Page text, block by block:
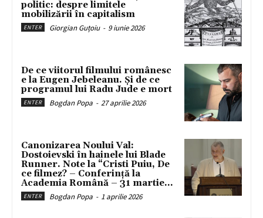
politic: despre limitele
mobilizării în capitalism
ENTER Giorgian Guțoiu - 9 iunie 2026
De ce viitorul filmului românesc
e la Eugen Jebeleanu. Și de ce
programul lui Radu Jude e mort
ENTER Bogdan Popa - 27 aprilie 2026
Canonizarea Noului Val:
Dostoievski în hainele lui Blade
Runner. Note la “Cristi Puiu, De
ce filmez? – Conferință la
Academia Română – 31 martie...
ENTER Bogdan Popa - 1 aprilie 2026